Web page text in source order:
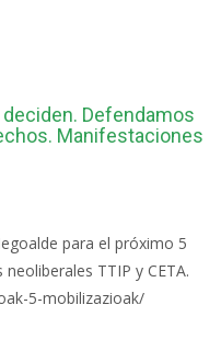
deciden. Defendamos
Manifestaciones
para el próximo 5
TTIP y CETA.
5-mobilizazioak/